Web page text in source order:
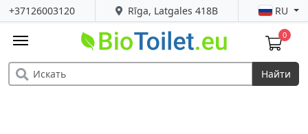
Rīga, Latgales 418B
+37126003120 RU
0
Найти